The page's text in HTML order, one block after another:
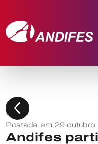
chevron_left
Postada em 29 outubro
Andifes